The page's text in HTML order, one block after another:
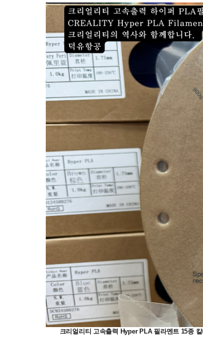
크리얼리티 고속출력 Hyper PLA 필라멘트 15종